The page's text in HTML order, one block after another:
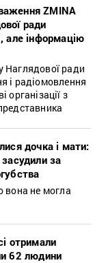
ZMINA
ради
але інформацію
Наглядової ради
і радіомовлення
організації з
дочка і мати:
за
вона не могла
отримали
62 людини